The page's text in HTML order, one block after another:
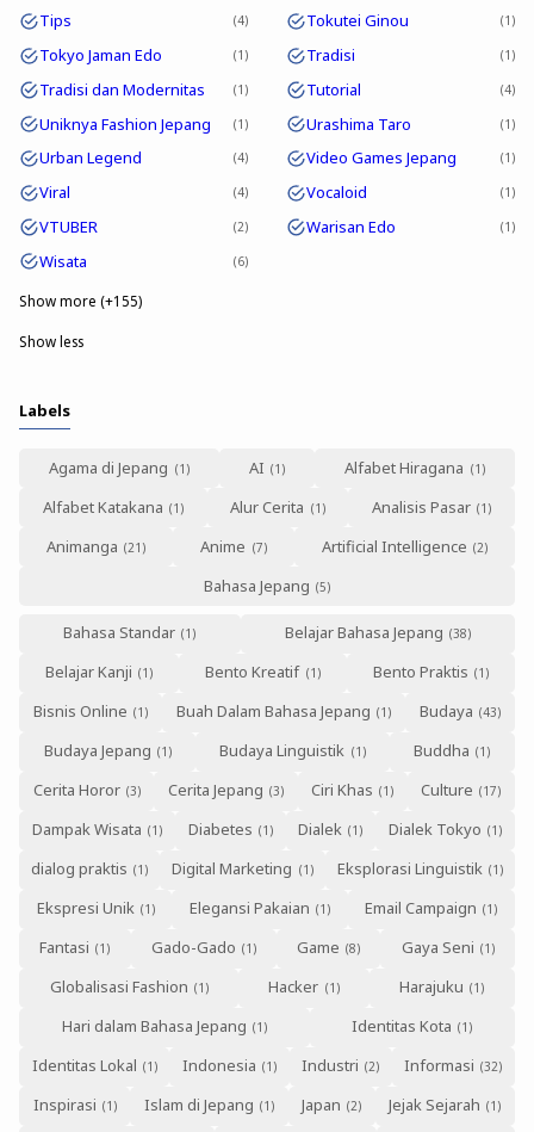
Tips 4 Tokutei Ginou 1
Tokyo Jaman Edo 1 Tradisi 1
Tradisi dan Modernitas 1 Tutorial 4
Uniknya Fashion Jepang 1 Urashima Taro 1
Urban Legend 4 Video Games Jepang 1
Viral 4 Vocaloid 1
VTUBER 2 Warisan Edo 1
Wisata 6
Show more (+155)
Show less
Labels
Agama di Jepang AI
Alfabet Hiragana
Alfabet Katakana
Alur Cerita
Analisis Pasar
Animanga
Anime
Artificial Intelligence
Bahasa Jepang
Bahasa Standar
Belajar Bahasa Jepang
Belajar Kanji
Bento Kreatif
Bento Praktis
Bisnis Online
Buah Dalam Bahasa Jepang
Budaya
Budaya Jepang
Budaya Linguistik
Buddha
Cerita Horor
Cerita Jepang Ciri Khas
Culture
Dampak Wisata
Diabetes Dialek
Dialek Tokyo
dialog praktis
Digital Marketing
Eksplorasi Linguistik
Ekspresi Unik
Elegansi Pakaian
Email Campaign
Fantasi
Gado-Gado Game
Gaya Seni
Globalisasi Fashion
Hacker
Harajuku
Hari dalam Bahasa Jepang
Identitas Kota
Identitas Lokal
Indonesia Industri
Informasi
Inspirasi
Islam di Jepang Japan
Jejak Sejarah